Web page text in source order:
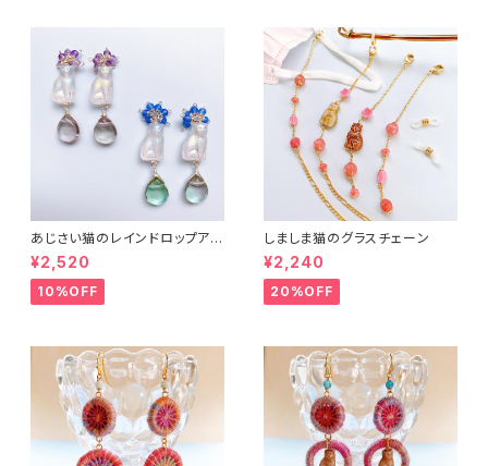
あじさい猫のレインドロップアク
セサリー２
¥2,520
10%OFF
しましま猫のグラスチェーン
¥2,240
20%OFF